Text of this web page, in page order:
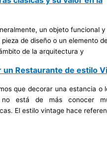
un objeto funcional
de diseño o un elemento
de la arquitectura y
un Restaurante de estilo
que decorar una estancia o
no está de más conocer
El estilo vintage hace